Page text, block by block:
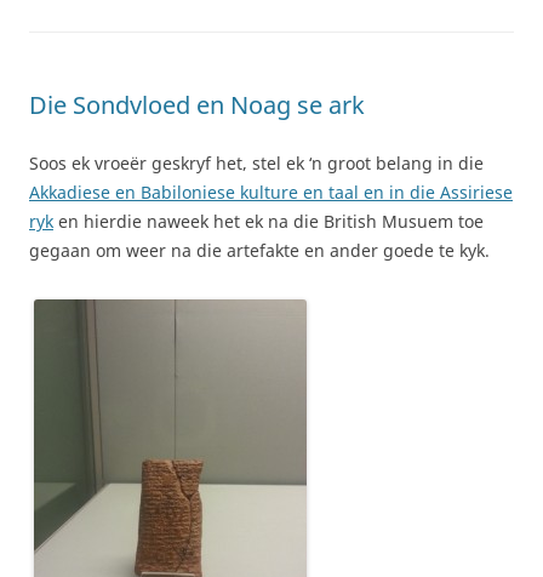
Die Sondvloed en Noag se ark
Soos ek vroeër geskryf het, stel ek ‘n groot belang in die
Akkadiese en Babiloniese kulture en taal en in die Assiriese
ryk en hierdie naweek het ek na die British Musuem toe
gegaan om weer na die artefakte en ander goede te kyk.